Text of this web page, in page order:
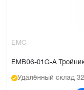
EMC
EMB06-01G-A
Удалённый склад